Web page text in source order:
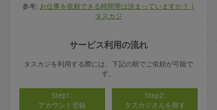
参考: お仕事を依頼できる時間帯は決まっていますか？ |
タスカジ
サービス利用の流れ
タスカジを利用する際には、下記の順でご依頼が可能で
す。
Step1:
アカウント登録
Step2:
タスカジさんを探す